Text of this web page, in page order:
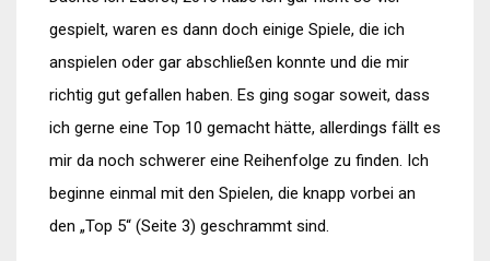
gespielt, waren es dann doch einige Spiele, die ich
anspielen oder gar abschließen konnte und die mir
richtig gut gefallen haben. Es ging sogar soweit, dass
ich gerne eine Top 10 gemacht hätte, allerdings fällt es
mir da noch schwerer eine Reihenfolge zu finden. Ich
beginne einmal mit den Spielen, die knapp vorbei an
den „Top 5“ (Seite 3) geschrammt sind.